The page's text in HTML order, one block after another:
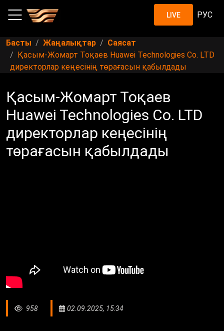
LIVE РУС
Басты Жаңалықтар
Саясат
Қасым-Жомарт Тоқаев Huawei Technologies Co. LTD
директорлар кеңесінің төрағасын қабылдады
Қасым-Жомарт Тоқаев
Huawei Technologies Co. LTD
директорлар кеңесінің
төрағасын қабылдады
958 02.09.2025, 15:34